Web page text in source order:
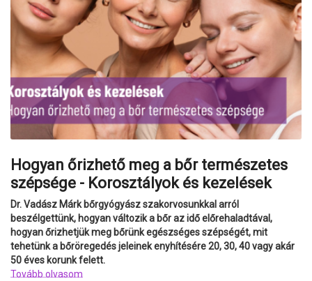
Hogyan őrizhető meg a bőr természetes
szépsége - Korosztályok és kezelések
Dr. Vadász Márk bőrgyógyász szakorvosunkkal arról
beszélgettünk, hogyan változik a bőr az idő előrehaladtával,
hogyan őrizhetjük meg bőrünk egészséges szépségét, mit
tehetünk a bőröregedés jeleinek enyhítésére 20, 30, 40 vagy akár
50 éves korunk felett.
Tovább olvasom